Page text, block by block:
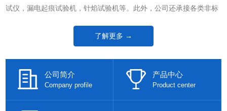
试仪，漏电起痕试验机，针焰试验机等。此外，公司还承接各类非标
了解更多 →
公司简介
Company profile
产品中心
Product center